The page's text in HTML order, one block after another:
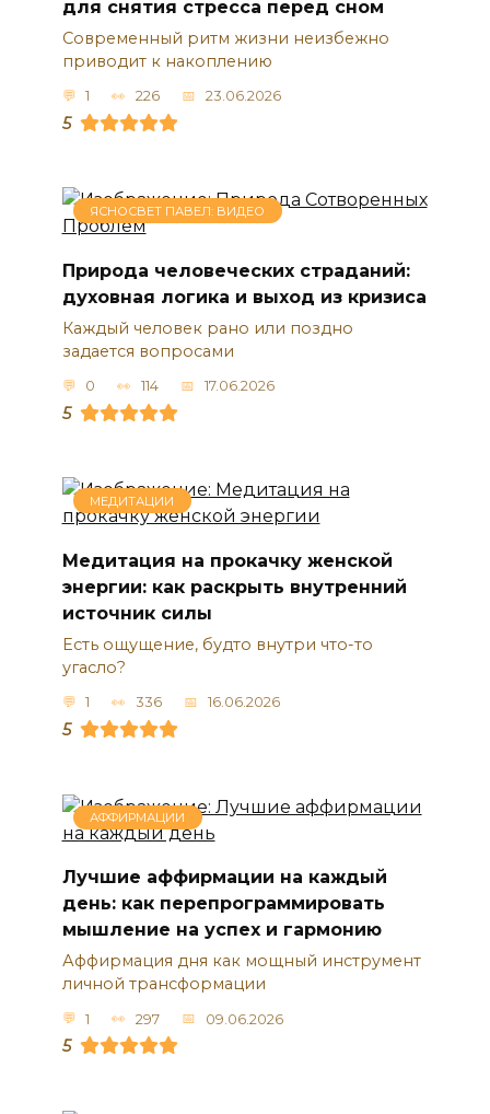
для снятия стресса перед сном
Современный ритм жизни неизбежно
приводит к накоплению
1 226 23.06.2026
5
ЯСНОСВЕТ ПАВЕЛ: ВИДЕО
Природа человеческих страданий:
духовная логика и выход из кризиса
Каждый человек рано или поздно
задается вопросами
0 114 17.06.2026
5
МЕДИТАЦИИ
Медитация на прокачку женской
энергии: как раскрыть внутренний
источник силы
Есть ощущение, будто внутри что-то
угасло?
1 336 16.06.2026
5
АФФИРМАЦИИ
Лучшие аффирмации на каждый
день: как перепрограммировать
мышление на успех и гармонию
Аффирмация дня как мощный инструмент
личной трансформации
1 297 09.06.2026
5